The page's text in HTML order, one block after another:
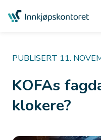
PUBLISERT 11.
KOFAs
klokere?